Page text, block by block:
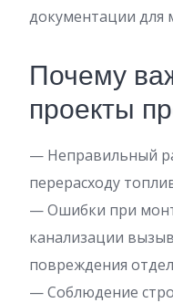
документации для
Почему
проекты
— Неправильный
перерасходу
— Ошибки при
канализации
повреждения
— Соблюдение